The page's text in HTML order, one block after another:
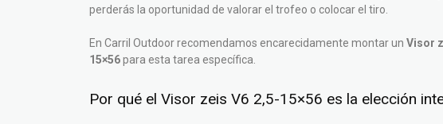
perderás la oportunidad de valorar el trofeo o colocar el tiro.
En Carril Outdoor recomendamos encarecidamente montar un Visor
15×56para esta tarea específica.
Por qué el Visor zeis V6 2,5-15×56 es la elección